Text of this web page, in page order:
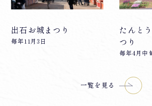
出石お城まつり
毎年11月3日
たんと
つり
毎年4月中
一覧を見る